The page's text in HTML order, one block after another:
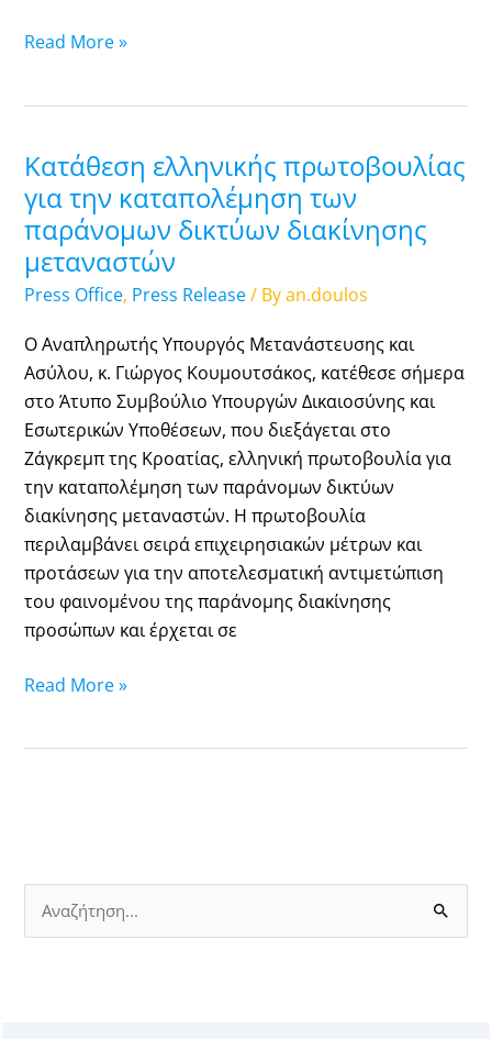
Read More »
Κατάθεση ελληνικής πρωτοβουλίας
για την καταπολέμηση των
παράνομων δικτύων διακίνησης
μεταναστών
Press Office, Press Release/ Byan.doulos
Ο Αναπληρωτής Υπουργός Μετανάστευσης και
Ασύλου, κ. Γιώργος Κουμουτσάκος, κατέθεσε σήμερα
στο Άτυπο Συμβούλιο Υπουργών Δικαιοσύνης και
Εσωτερικών Υποθέσεων, που διεξάγεται στο
Ζάγκρεμπ της Κροατίας, ελληνική πρωτοβουλία για
την καταπολέμηση των παράνομων δικτύων
διακίνησης μεταναστών. Η πρωτοβουλία
περιλαμβάνει σειρά επιχειρησιακών μέτρων και
προτάσεων για την αποτελεσματική αντιμετώπιση
του φαινομένου της παράνομης διακίνησης
προσώπων και έρχεται σε
Κατάθεση
ελληνικής
πρωτοβουλίας
την
καταπολέμηση
των
παράνομων
δικτύων
διακίνησης
μεταναστών
Read More »
e